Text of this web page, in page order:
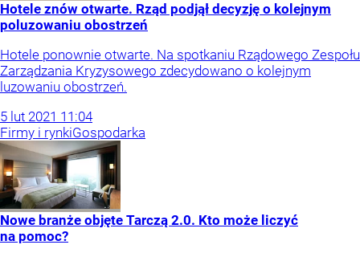
Hotele znów otwarte. Rząd podjął decyzję o kolejnym
poluzowaniu obostrzeń
Hotele ponownie otwarte. Na spotkaniu Rządowego Zespołu
Zarządzania Kryzysowego zdecydowano o kolejnym
luzowaniu obostrzeń.
5 lut 2021 11:04
Firmy i rynkiGospodarka
Nowe branże objęte Tarczą 2.0. Kto może liczyć
na pomoc?